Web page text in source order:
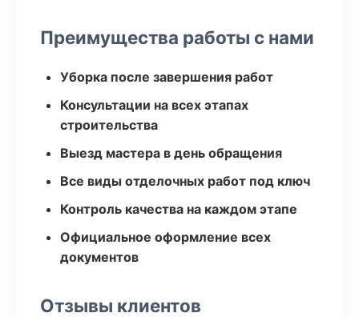
Преимущества работы с нами
Уборка после завершения работ
Консультации на всех этапах
строительства
Выезд мастера в день обращения
Все виды отделочных работ под ключ
Контроль качества на каждом этапе
Официальное оформление всех
документов
Отзывы клиентов